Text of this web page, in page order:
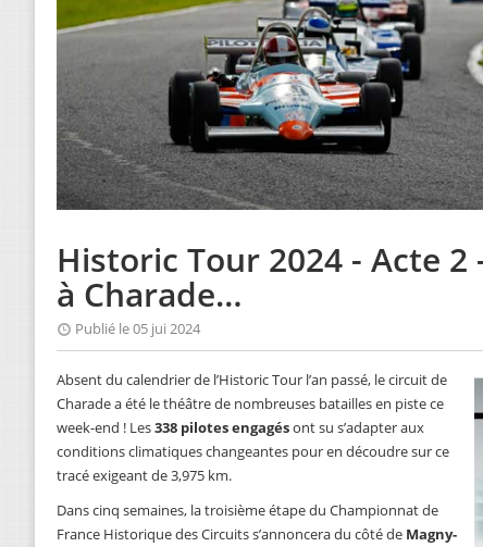
Historic Tour 2024 - Acte 2
à Charade…
Publié le 05 jui 2024
Absent du calendrier de l’Historic Tour l’an passé, le circuit de
Charade a été le théâtre de nombreuses batailles en piste ce
week-end ! Les338 pilotes engagésont su s’adapter aux
conditions climatiques changeantes pour en découdre sur ce
tracé exigeant de 3,975 km.
Dans cinq semaines, la troisième étape du Championnat de
France Historique des Circuits s’annoncera du côté de Magny-